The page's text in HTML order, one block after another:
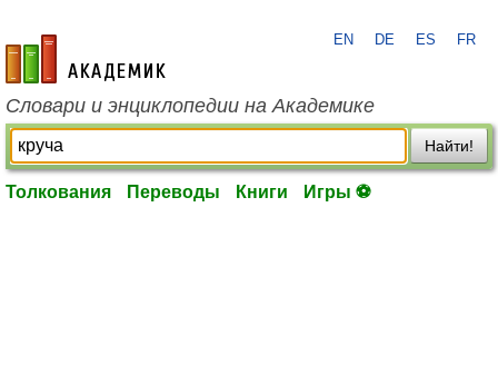
academic.ru
EN DE ES FR
Словари и энциклопедии на Академике
Найти!
Толкования Переводы Книги Игры ⚽